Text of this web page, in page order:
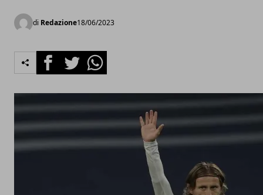
di Redazione18/06/2023
FacebookTwitterWhatsapp